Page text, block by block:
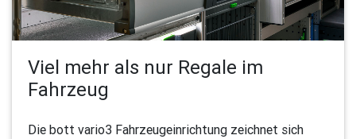
Viel mehr als nur Regale im
Fahrzeug
Die bott vario3 Fahrzeugeinrichtung zeichnet sich